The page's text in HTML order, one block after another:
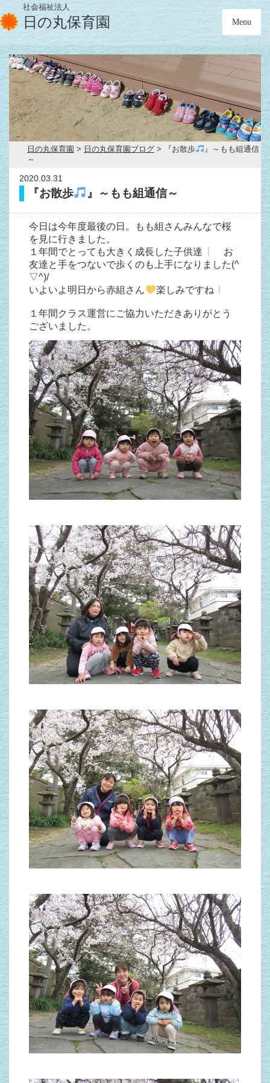
社会福祉法人
日の丸保育園 Menu
日の丸保育園 > 日の丸保育園ブログ > 『お散歩
』～もも組通信
～
2020.03.31
『お散歩 』～もも組通信～
今日は今年度最後の日。もも組さんみんなで桜
を見に行きました。
１年間でとっても大きく成長した子供達
お
友達と手をつないで歩くのも上手になりました(^
▽^)/
いよいよ明日から赤組さん
楽しみですね
１年間クラス運営にご協力いただきありがとう
ございました。